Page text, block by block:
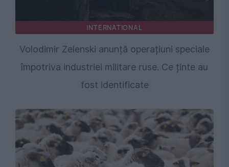
INTERNATIONAL
Volodimir Zelenski anunță operațiuni speciale
împotriva industriei militare ruse. Ce ținte au
fost identificate